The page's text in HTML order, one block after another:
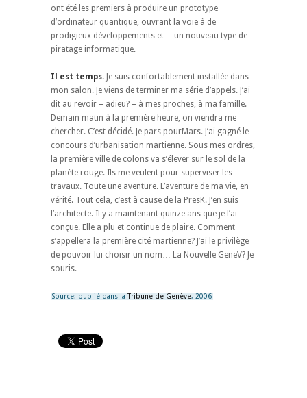
ont été les premiers à produire un prototype
d’ordinateur quantique, ouvrant la voie à de
prodigieux développements et… un nouveau type de
piratage informatique.
Il est temps. Je suis confortablement installée dans
mon salon. Je viens de terminer ma série d’appels. J’ai
dit au revoir – adieu? – à mes proches, à ma famille.
Demain matin à la première heure, on viendra me
chercher. C’est décidé. Je pars pourMars. J’ai gagné le
concours d’urbanisation martienne. Sous mes ordres,
la première ville de colons va s’élever sur le sol de la
planète rouge. Ils me veulent pour superviser les
travaux. Toute une aventure. L’aventure de ma vie, en
vérité. Tout cela, c’est à cause de la PresK. J’en suis
l’architecte. Il y a maintenant quinze ans que je l’ai
conçue. Elle a plu et continue de plaire. Comment
s’appellera la première cité martienne? J’ai le privilège
de pouvoir lui choisir un nom… La Nouvelle GeneV? Je
souris.
Source: publié dans la Tribune de Genève, 2006